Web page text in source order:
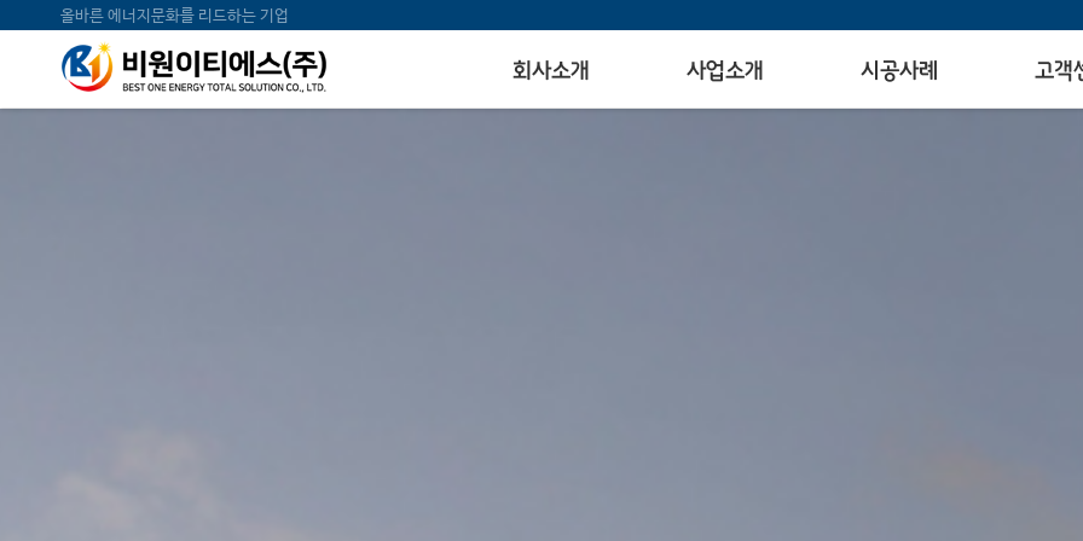
올바른 에너지문화를 리드하는 기업
회사소개 사업소개 시공사례 고객